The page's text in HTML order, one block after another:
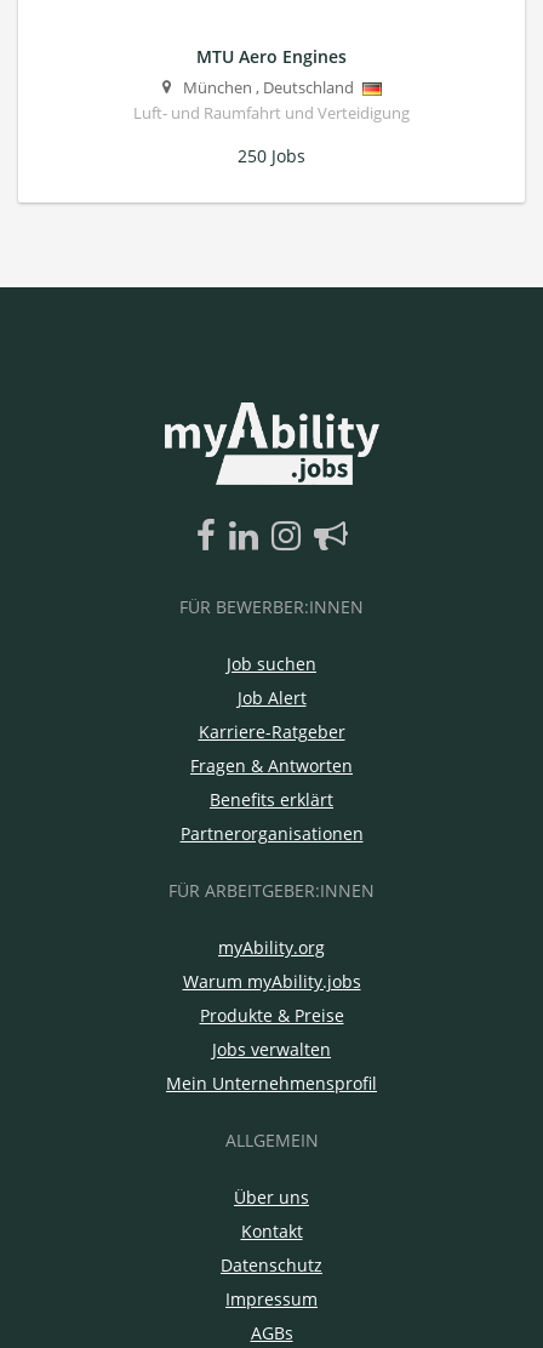
MTU Aero Engines
München , Deutschland
Luft- und Raumfahrt und Verteidigung
250 Jobs
FÜR BEWERBER:INNEN
Job suchen
Job Alert
Karriere-Ratgeber
Fragen & Antworten
Benefits erklärt
Partnerorganisationen
FÜR ARBEITGEBER:INNEN
myAbility.org
Warum myAbility.jobs
Produkte & Preise
Jobs verwalten
Mein Unternehmensprofil
ALLGEMEIN
Über uns
Kontakt
Datenschutz
Impressum
AGBs